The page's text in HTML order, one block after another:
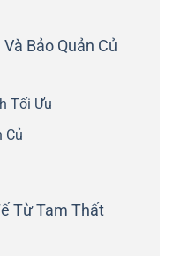
Bảo Quản Củ
Tối Ưu
Củ
Từ Tam Thất